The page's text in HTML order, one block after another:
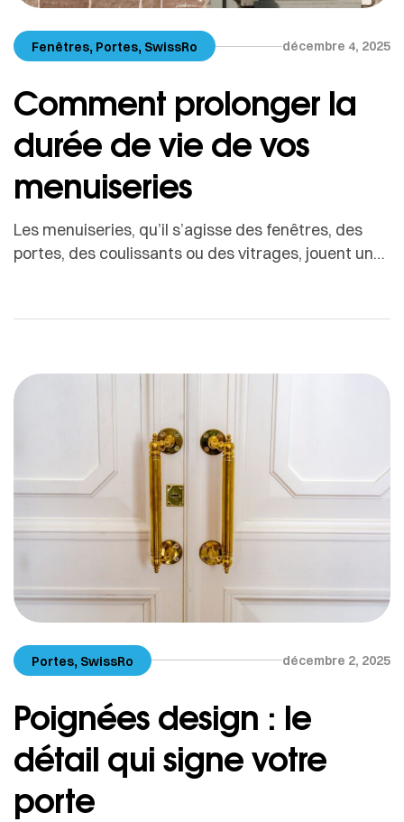
Fenêtres, Portes, SwissRo décembre 4, 2025
Comment prolonger la
durée de vie de vos
menuiseries
Les menuiseries, qu’il s’agisse des fenêtres, des
portes, des coulissants ou des vitrages, jouent un
beaucoup de propriétaires ignorent que leur
manière dont il est entretenu. Grâce aux matériaux
modernes (aluminium, PVC, vitrages techniques),
Portes, SwissRo décembre 2, 2025
Poignées design : le
détail qui signe votre
porte